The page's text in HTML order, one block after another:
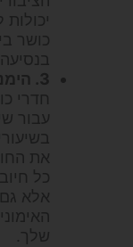
כושר
3. הימנעות מתשלום ציוד:
חדרי
עבור
את
כל
אלא
שלך.